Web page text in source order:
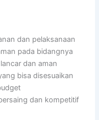
dan pelaksanaan
pada bidangnya
dan aman
bisa disesuaikan
dan kompetitif